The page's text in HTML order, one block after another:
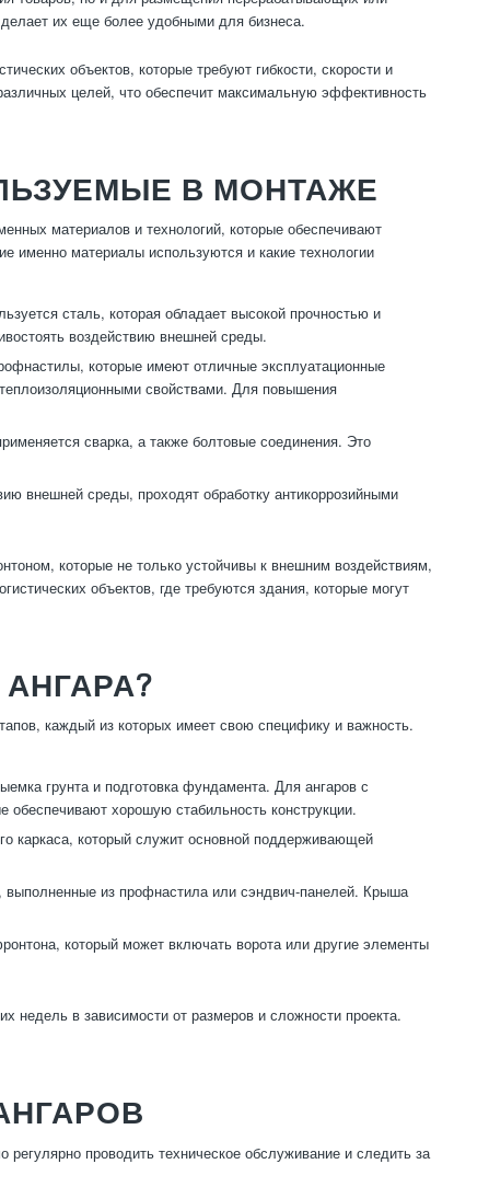
их еще более удобными для бизнеса.
объектов, которые требуют гибкости, скорости и
целей, что обеспечит максимальную эффективность
В МОНТАЖЕ
материалов и технологий, которые обеспечивают
именно материалы используются и какие технологии
сталь, которая обладает высокой прочностью и
воздействию внешней среды.
которые имеют отличные эксплуатационные
свойствами. Для повышения
сварка, а также болтовые соединения. Это
внешней среды, проходят обработку антикоррозийными
которые не только устойчивы к внешним воздействиям,
объектов, где требуются здания, которые могут
каждый из которых имеет свою специфику и важность.
грунта и подготовка фундамента. Для ангаров с
хорошую стабильность конструкции.
каркаса, который служит основной поддерживающей
выполненные из профнастила или сэндвич-панелей. Крыша
который может включать ворота или другие элементы
недель в зависимости от размеров и сложности проекта.
проводить техническое обслуживание и следить за